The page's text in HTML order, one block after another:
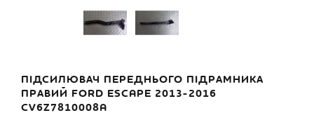
ПІДСИЛЮВАЧ ПЕРЕДНЬОГО ПІДРАМНИКА
ПРАВИЙ FORD ESCAPE 2013-2016
CV6Z7810008A